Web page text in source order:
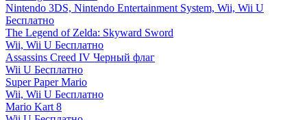
Nintendo 3DS, Nintendo Entertainment System, Wii, Wii U
Бесплатно
The Legend of Zelda: Skyward Sword
Wii, Wii U Бесплатно
Assassins Creed IV Черный флаг
Wii U Бесплатно
Super Paper Mario
Wii, Wii U Бесплатно
Mario Kart 8